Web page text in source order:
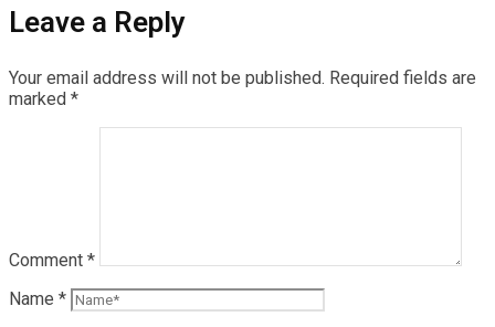
Leave a Reply
Your email address will not be published. Required fields are
marked *
Comment *
Name *